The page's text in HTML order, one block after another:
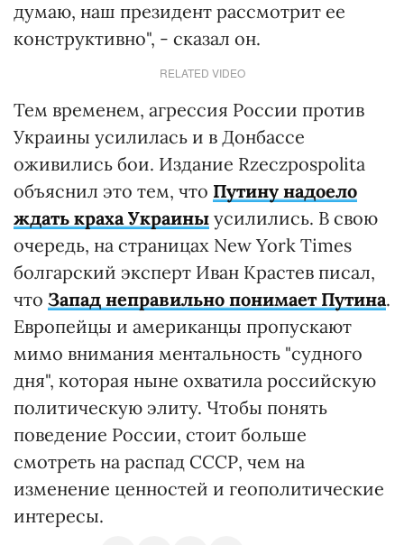
думаю, наш президент рассмотрит ее
конструктивно", - сказал он.
RELATED VIDEO
Тем временем, агрессия России против
Украины усилилась и в Донбассе
оживились бои. Издание Rzeczpospolita
объяснил это тем, что Путину надоело
ждать краха Украины усилились. В свою
очередь, на страницах New York Times
болгарский эксперт Иван Крастев писал,
что Запад неправильно понимает Путина.
Европейцы и американцы пропускают
мимо внимания ментальность "судного
дня", которая ныне охватила российскую
политическую элиту. Чтобы понять
поведение России, стоит больше
смотреть на распад СССР, чем на
изменение ценностей и геополитические
интересы.